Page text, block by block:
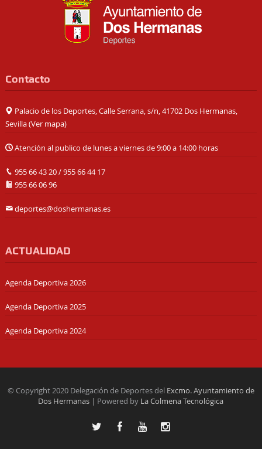
Contacto
Palacio de los Deportes, Calle Serrana, s/n, 41702 Dos Hermanas,
Sevilla (Ver mapa)
Atención al publico de lunes a viernes de 9:00 a 14:00 horas
955 66 43 20/955 66 44 17
955 66 06 96
deportes@doshermanas.es
ACTUALIDAD
Agenda Deportiva 2026
Agenda Deportiva 2025
Agenda Deportiva 2024
© Copyright 2020 Delegación de Deportes del Excmo. Ayuntamiento de
Dos Hermanas | Powered by La Colmena Tecnológica